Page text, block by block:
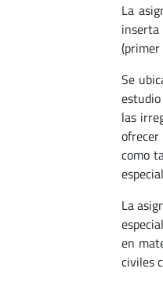
La
inserta
(primer
Se
las
como
La
en
civiles